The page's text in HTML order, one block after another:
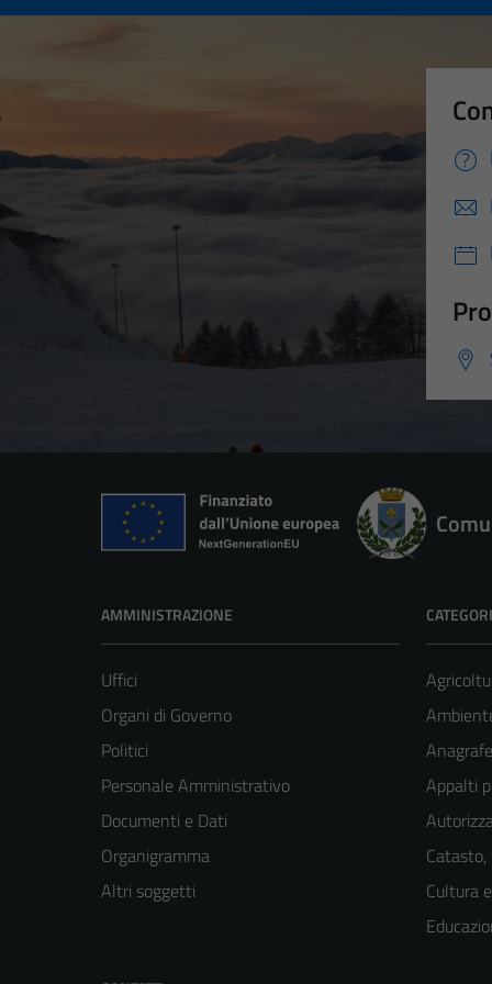
AMMINISTRAZIONE
Uffici
Organi di Governo
Politici
Personale Amministrativo
Documenti e Dati
Organigramma
Altri soggetti
Appalti
Catasto,
Cultura